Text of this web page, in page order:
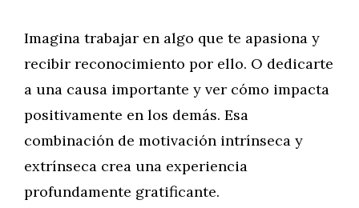
Imagina trabajar en algo que te apasiona y
recibir reconocimiento por ello. O dedicarte
a una causa importante y ver cómo impacta
positivamente en los demás. Esa
combinación de motivación intrínseca y
extrínseca crea una experiencia
profundamente gratificante.